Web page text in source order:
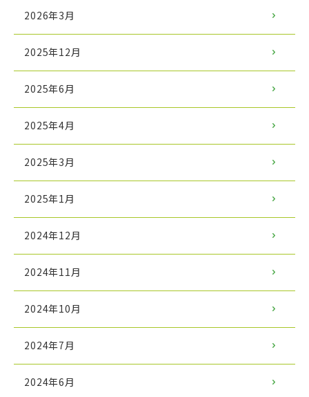
2026年3月
2025年12月
2025年6月
2025年4月
2025年3月
2025年1月
2024年12月
2024年11月
2024年10月
2024年7月
2024年6月